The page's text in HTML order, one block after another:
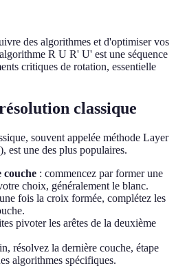
des algorithmes et d'optimiser vos
R U R' U' est une séquence
critiques de rotation, essentielle
classique
souvent appelée méthode Layer
est une des plus populaires.
couche : commencez par former une
choix, généralement le blanc.
fois la croix formée, complétez les
pivoter les arêtes de la deuxième
résolvez la dernière couche, étape
algorithmes spécifiques.